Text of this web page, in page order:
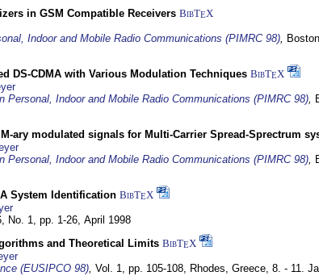
in GSM Compatible Receivers BibTEX
Indoor and Mobile Radio Communications (PIMRC 98),
DS-CDMA with Various Modulation Techniques BibTEX
Personal, Indoor and Mobile Radio Communications (PIMRC 98),
ary modulated signals for Multi-Carrier Spread-Sprectrum
Personal, Indoor and Mobile Radio Communications (PIMRC 98),
System Identification BibTEX
No. 1, pp. 1-26, April 1998
and Theoretical Limits BibTEX
(EUSIPCO 98), Vol. 1, pp. 105-108, Rhodes, Greece, 8. - 11.